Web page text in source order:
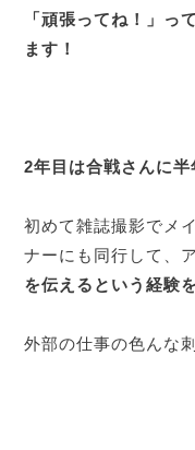
「頑張ってね！」っ
ます！
2年目は合戦さんに半
初めて雑誌撮影でメ
ナーにも同行して、
を伝えるという経験
外部の仕事の色んな